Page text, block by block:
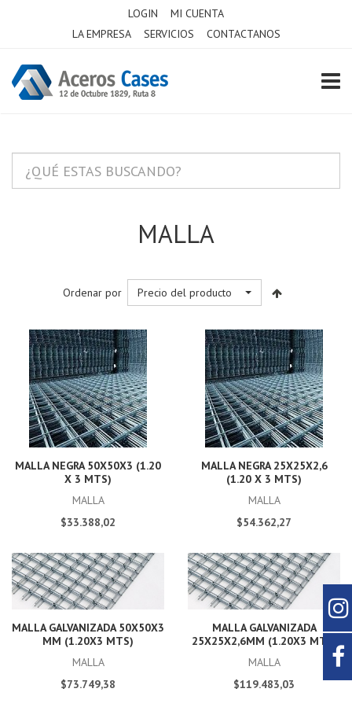
LOGIN
MI CUENTA
LA EMPRESA
SERVICIOS CONTACTANOS
MALLA
Ordenar por Precio del producto
MALLA NEGRA 50X50X3 (1.20
X 3 MTS)
MALLA
$33.388,02
MALLA NEGRA 25X25X2,6
(1.20 X 3 MTS)
MALLA
$54.362,27
MALLA GALVANIZADA 50X50X3
MM (1.20X3 MTS)
MALLA
$73.749,38
MALLA GALVANIZADA
25X25X2,6MM (1.20X3 MTS)
MALLA
$119.483,03